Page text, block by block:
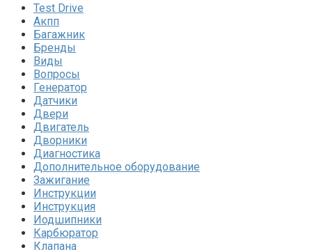
Test Drive
Акпп
Багажник
Бренды
Виды
Вопросы
Генератор
Датчики
Двери
Двигатель
Дворники
Диагностика
Дополнительное оборудование
Зажигание
Инструкции
Инструкция
Иодшипники
Карбюратор
Клапана